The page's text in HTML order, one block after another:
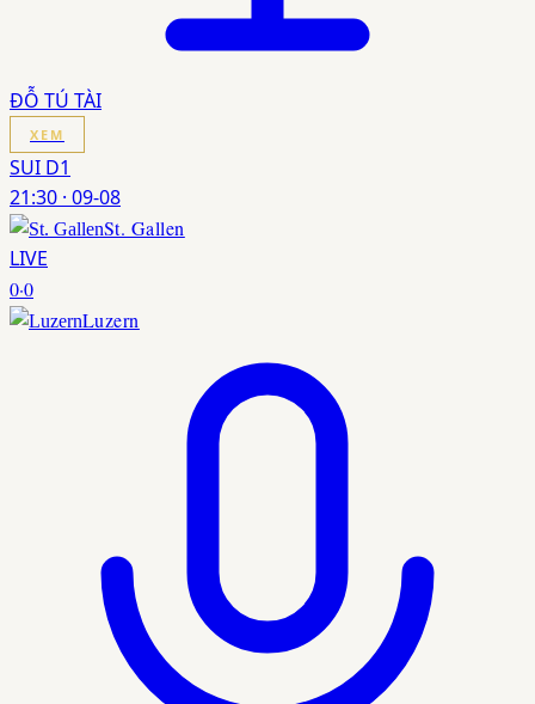
ĐỖ TÚ TÀI
XEM
SUI D1
21:30 · 09-08
St. Gallen
LIVE
0·0
Luzern